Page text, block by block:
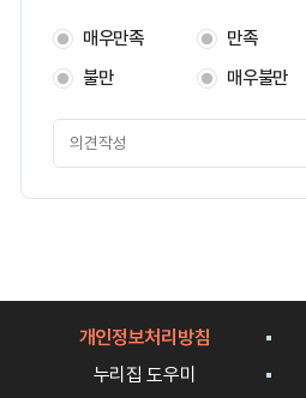
지
만
족
매우만족 만족
불만
매우불만
페
만
가
개인정보처리방침
누리집 도우미